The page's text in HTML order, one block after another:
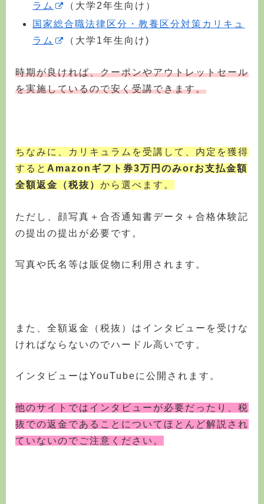
ラム
（大学2年生向け）
国家総合職法律区分・教養区分対策カリキュ
ラム
（大学1年生向け)
時期が良ければ、クーポンやアウトレットセール
を実施しているので安く受講できます。
ちなみに、カリキュラムを受講して、内定を獲得
すると Amazonギフト券3万円のみorお支払金額
全額返金（税抜） から選べます。
ただし、顔写真＋合否通知書データ＋合格体験記
の提出の提出が必要です。
写真や氏名等は販促物に利用されます。
また、全額返金（税抜）はインタビューを受けな
ければならないのでハードル高いです。
インタビューはYouTubeに公開されます。
他のサイトではインタビューが必要だったり、税
抜での返金であることについてほとんど解説され
ていないのでご注意ください。